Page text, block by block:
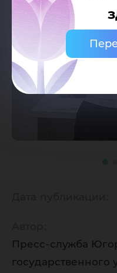
Пресс-служба
государственного